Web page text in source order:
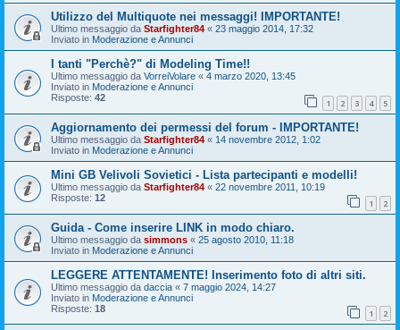
Utilizzo del Multiquote nei messaggi! IMPORTANTE!
Ultimo messaggio da Starfighter84 « 23 maggio 2014, 17:32
Inviato in Moderazione e Annunci
I tanti "Perchè?" di Modeling Time!!
Ultimo messaggio da VorreiVolare « 4 marzo 2020, 13:45
Inviato in Moderazione e Annunci
Risposte: 42 1 2 3 4 5
Aggiornamento dei permessi del forum - IMPORTANTE!
Ultimo messaggio da Starfighter84 « 14 novembre 2012, 1:02
Inviato in Moderazione e Annunci
Mini GB Velivoli Sovietici - Lista partecipanti e modelli!
Ultimo messaggio da Starfighter84 « 22 novembre 2011, 10:19
Risposte: 12 1 2
Guida - Come inserire LINK in modo chiaro.
Ultimo messaggio da simmons « 25 agosto 2010, 11:18
Inviato in Moderazione e Annunci
LEGGERE ATTENTAMENTE! Inserimento foto di altri siti.
Ultimo messaggio da daccia « 7 maggio 2024, 14:27
Inviato in Moderazione e Annunci
Risposte: 18 1 2